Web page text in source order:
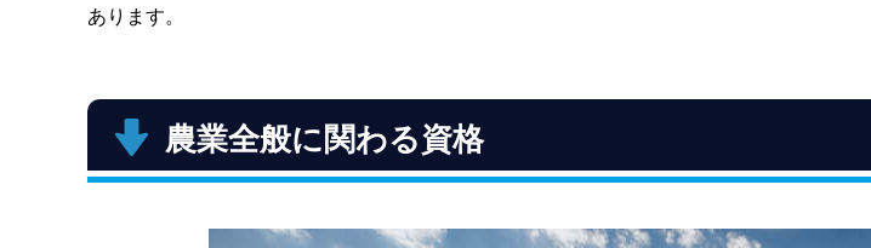
あります。
農業全般に関わる資格